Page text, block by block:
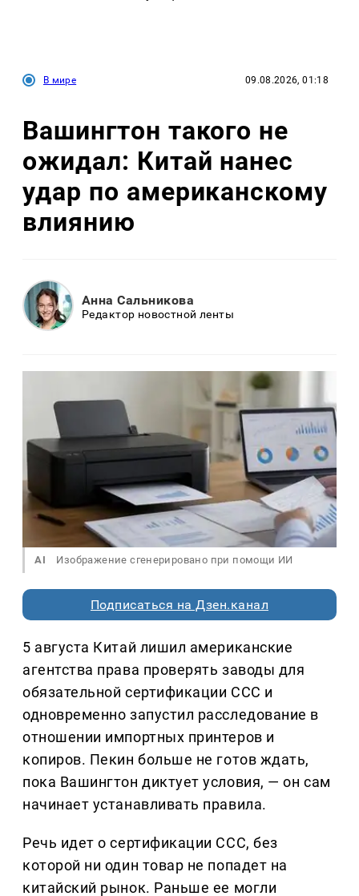
В мире 09.08.2026, 01:18
Вашингтон такого не
ожидал: Китай нанес
удар по американскому
влиянию
Анна Сальникова
Редактор новостной ленты
AI Изображение сгенерировано при помощи ИИ
Подписаться на Дзен.канал
5 августа Китай лишил американские
агентства права проверять заводы для
обязательной сертификации CCC и
одновременно запустил расследование в
отношении импортных принтеров и
копиров. Пекин больше не готов ждать,
пока Вашингтон диктует условия, — он сам
начинает устанавливать правила.
Речь идет о сертификации CCC, без
которой ни один товар не попадет на
китайский рынок. Раньше ее могли